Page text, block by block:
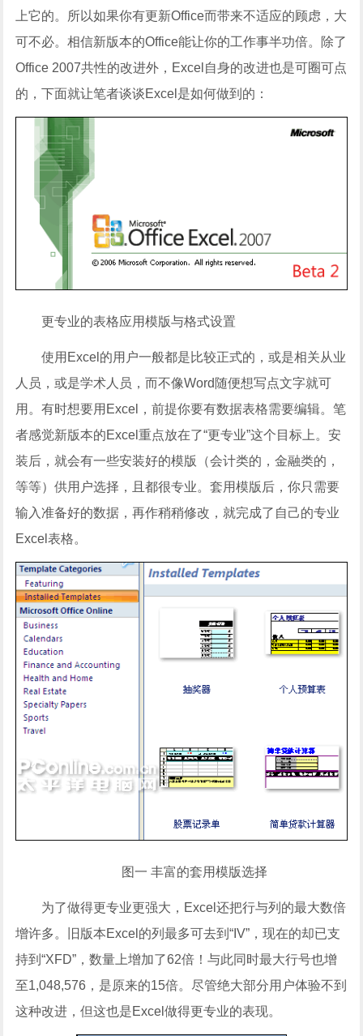
上它的。所以如果你有更新Office而带来不适应的顾虑，大
可不必。相信新版本的Office能让你的工作事半功倍。除了
Office 2007共性的改进外，Excel自身的改进也是可圈可点
的，下面就让笔者谈谈Excel是如何做到的：
更专业的表格应用模版与格式设置
使用Excel的用户一般都是比较正式的，或是相关从业
人员，或是学术人员，而不像Word随便想写点文字就可
用。有时想要用Excel，前提你要有数据表格需要编辑。笔
者感觉新版本的Excel重点放在了“更专业”这个目标上。安
装后，就会有一些安装好的模版（会计类的，金融类的，
等等）供用户选择，且都很专业。套用模版后，你只需要
输入准备好的数据，再作稍稍修改，就完成了自己的专业
Excel表格。
图一 丰富的套用模版选择
为了做得更专业更强大，Excel还把行与列的最大数倍
增许多。旧版本Excel的列最多可去到“IV”，现在的却已支
持到“XFD”，数量上增加了62倍！与此同时最大行号也增
至1,048,576，是原来的15倍。尽管绝大部分用户体验不到
这种改进，但这也是Excel做得更专业的表现。